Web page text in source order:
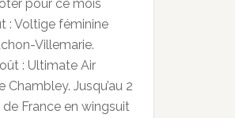
pour ce mois
: Voltige féminine
Villemarie.
: Ultimate Air
Jusqu’au 2
France en wingsuit